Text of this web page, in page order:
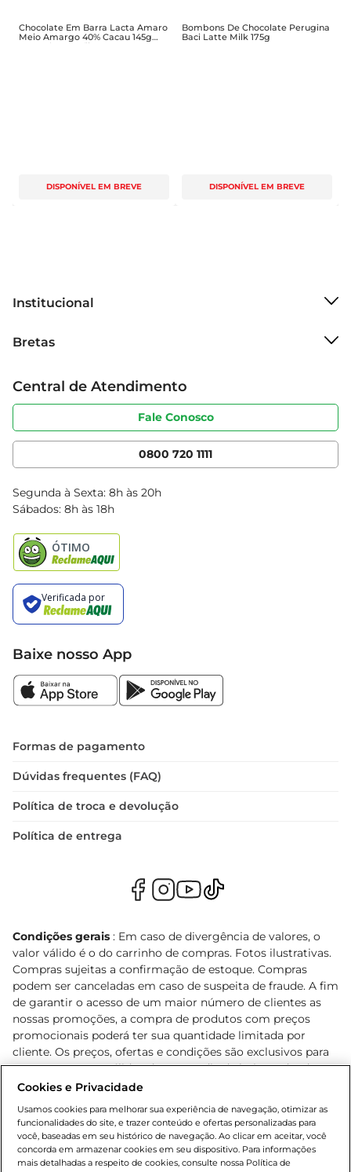
Chocolate Em Barra Lacta Amaro
Meio Amargo 40% Cacau 145g
Tamanho Família
DISPONÍVEL EM BREVE
Bombons De Chocolate Perugina
Baci Latte Milk 175g
DISPONÍVEL EM BREVE
Institucional
Grupo Cencosud
Sobre privacidade
Portal do fornecedor
Cencosud Media
Bretas
Produtos Bretas
Código de ética
Serviços
Clube Bretas
Blog Bretas
Black Friday
Central de Atendimento
Fale Conosco
0800 720 1111
Segunda à Sexta: 8h às 20h
Sábados: 8h às 18h
Baixe nosso App
Formas de pagamento
Dúvidas frequentes (FAQ)
Política de troca e devolução
Política de entrega
Condições gerais : Em caso de divergência de valores, o
valor válido é o do carrinho de compras. Fotos ilustrativas.
Compras sujeitas a confirmação de estoque. Compras
podem ser canceladas em caso de suspeita de fraude. A fim
de garantir o acesso de um maior número de clientes as
nossas promoções, a compra de produtos com preços
promocionais poderá ter sua quantidade limitada por
cliente. Os preços, ofertas e condições são exclusivos para
o e-commerce e válidos durante o dia de hoje, podendo
sofrer alterações sem prévia notificação. Proibida a venda
Lei n.º 8069/90, art. 81, inciso II (Estatuto da Criança e do
Adolescente). Preços e condições exclusivos para o
www.bretas.com.br, podendo sofrer alterações sem aviso
prévio. O valor mínimo para as compras on-line é de R$
Cookies e Privacidade
Usamos cookies para melhorar sua experiência de navegação, otimizar as
funcionalidades do site, e trazer conteúdo e ofertas personalizadas para
você, baseadas em seu histórico de navegação. Ao clicar em aceitar, você
concorda em armazenar cookies em seu dispositivo. Para informações
mais detalhadas a respeito de cookies, consulte nossa Política de